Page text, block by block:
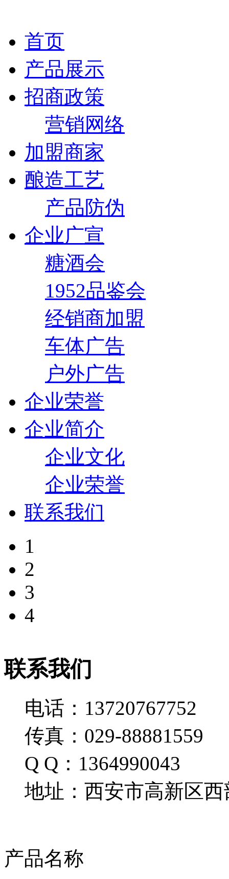
首页
产品展示
招商政策
营销网络
加盟商家
酿造工艺
产品防伪
企业广宣
糖酒会
1952品鉴会
经销商加盟
车体广告
户外广告
企业荣誉
企业简介
企业文化
企业荣誉
联系我们
1
2
3
4
联系我们
电话：13720767752
传真：029-88881559
Q Q：1364990043
地址：西安市高新区西
产品名称